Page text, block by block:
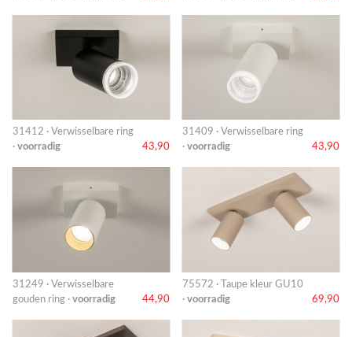
31412 · Verwisselbare ring
· voorradig 43,90
31409 · Verwisselbare ring
· voorradig 43,90
31249 · Verwisselbare
gouden ring · voorradig 44,90
75572 · Taupe kleur GU10
· voorradig 69,90